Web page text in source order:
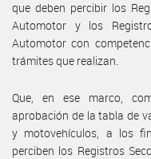
que deben percibir los
Automotor y los
Automotor con
trámites que realizan.
Que, en ese marco,
aprobación de la tabla de
y motovehículos, a los
perciben los Registros